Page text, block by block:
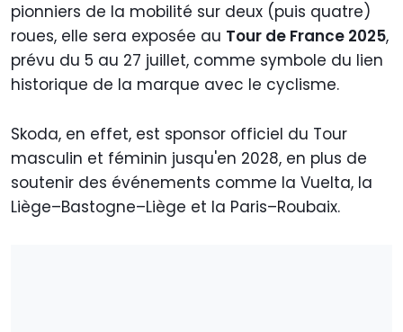
pionniers de la mobilité sur deux (puis quatre)
roues, elle sera exposée au Tour de France 2025,
prévu du 5 au 27 juillet, comme symbole du lien
historique de la marque avec le cyclisme.
Skoda, en effet, est sponsor officiel du Tour
masculin et féminin jusqu'en 2028, en plus de
soutenir des événements comme la Vuelta, la
Liège–Bastogne–Liège et la Paris–Roubaix.